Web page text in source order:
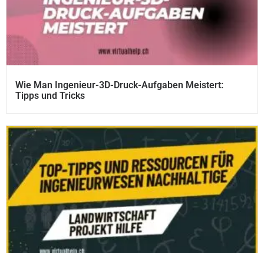
Wie Man Ingenieur-3D-Druck-Aufgaben Meistert:
Tipps und Tricks